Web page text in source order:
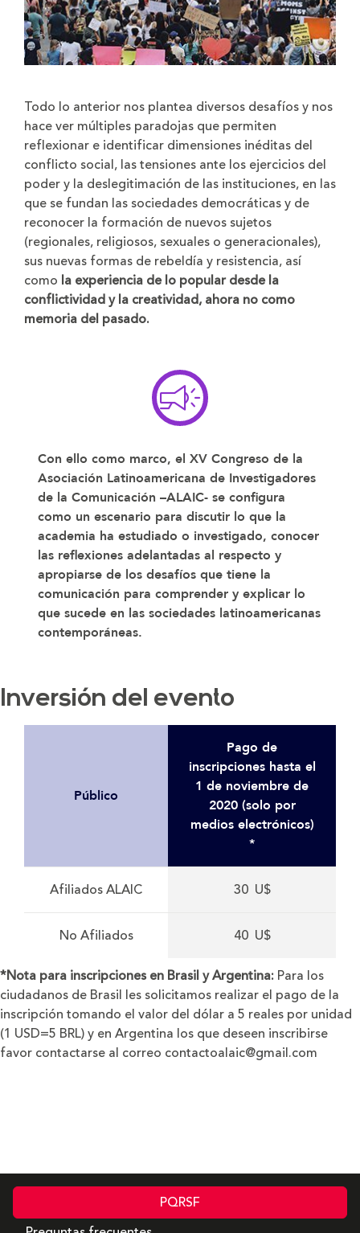
Todo lo anterior nos plantea diversos desafíos y nos
hace ver múltiples paradojas que permiten
reflexionar e identificar dimensiones inéditas del
conflicto social, las tensiones ante los ejercicios del
poder y la deslegitimación de las instituciones, en las
que se fundan las sociedades democráticas y de
reconocer la formación de nuevos sujetos
(regionales, religiosos, sexuales o generacionales),
sus nuevas formas de rebeldía y resistencia, así
como la experiencia de lo popular desde la
conflictividad y la creatividad, ahora no como
memoria del pasado.
Con ello como marco, el XV Congreso de la
Asociación Latinoamericana de Investigadores
de la Comunicación –ALAIC- se configura
como un escenario para discutir lo que la
academia ha estudiado o investigado, conocer
las reflexiones adelantadas al respecto y
apropiarse de los desafíos que tiene la
comunicación para comprender y explicar lo
que sucede en las sociedades latinoamericanas
contemporáneas.
Inversión del evento
Público
Pago de
inscripciones hasta el
1 de noviembre de
2020 (solo por
medios electrónicos)
*
Afiliados ALAIC 30 U$
No Afiliados 40 U$
*Nota para inscripciones en Brasil y Argentina: Para los
ciudadanos de Brasil les solicitamos realizar el pago de la
inscripción tomando el valor del dólar a 5 reales por unidad
(1 USD=5 BRL) y en Argentina los que deseen inscribirse
favor contactarse al correo contactoalaic@gmail.com
PQRSF